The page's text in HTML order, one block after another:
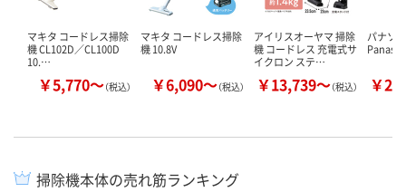
マキタ コードレス掃除
機 CL102D／CL100D
10.…
￥5,770～（税込）
マキタ コードレス掃除
機 10.8V
￥6,090～（税込）
アイリスオーヤマ 掃除
機 コードレス 充電式サ
イクロン ステ…
￥13,739～（税込）
パナソ
￥
掃除機本体の売れ筋ランキング